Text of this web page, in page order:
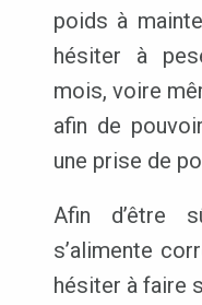
poids à
hésiter à
mois, voire
afin de
une prise de
Afin d’être
s’alimente
hésiter à faire